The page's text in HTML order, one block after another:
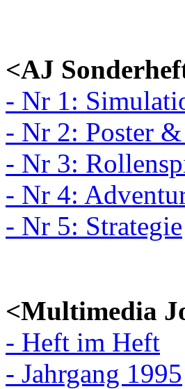
<AJ
- Nr 1:
- Nr 2: Poster
- Nr 3:
- Nr 4:
- Nr 5: Strategie
<Multimedia
- Heft im Heft
- Jahrgang 1995